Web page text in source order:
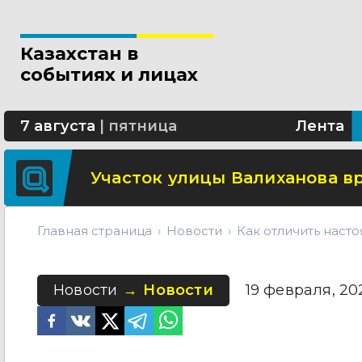
Казахстан в
событиях и лицах
7 августа пятница Лента
Минтранспорта утвердило
СОР и СОЧ планируют
Участок улицы Валиханова
Главная страница Новости Как отличить
Новости Новости 19 февраля,